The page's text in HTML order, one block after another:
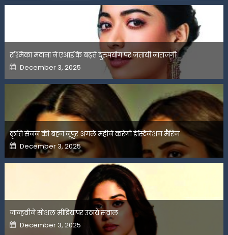
रश्मिका मंदाना ने एआई के बढ़ते दुरुपयोग पर जतायी नाराजगी
Posted
on
December 3, 2025
कृति सेनन की बहन नूपुर अगले महीने करेंगी डेस्टिनेशन मैरिज
Posted
on
December 3, 2025
जान्हवीने सोशल मीडियापर उठाये सवाल
Posted
on
December 3, 2025